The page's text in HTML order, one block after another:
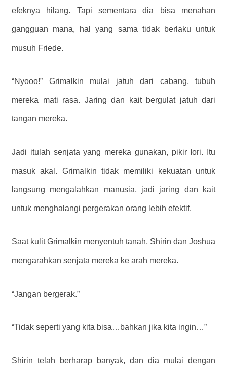
efeknya hilang. Tapi sementara dia bisa menahan
gangguan mana, hal yang sama tidak berlaku untuk
musuh Friede.
“Nyooo!” Grimalkin mulai jatuh dari cabang, tubuh
mereka mati rasa. Jaring dan kait bergulat jatuh dari
tangan mereka.
Jadi itulah senjata yang mereka gunakan, pikir Iori. Itu
masuk akal. Grimalkin tidak memiliki kekuatan untuk
langsung mengalahkan manusia, jadi jaring dan kait
untuk menghalangi pergerakan orang lebih efektif.
Saat kulit Grimalkin menyentuh tanah, Shirin dan Joshua
mengarahkan senjata mereka ke arah mereka.
“Jangan bergerak.”
“Tidak seperti yang kita bisa…bahkan jika kita ingin…”
Shirin telah berharap banyak, dan dia mulai dengan